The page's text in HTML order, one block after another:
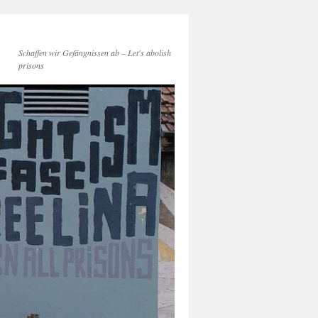
Schaffen wir Gefängnissen ab – Let's abolish
prisons